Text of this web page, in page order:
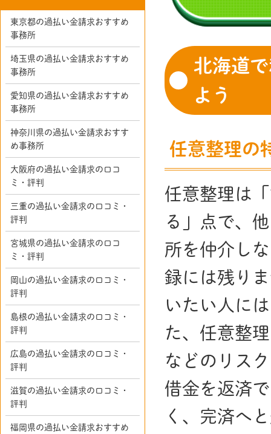
北海道
よう
任意整理の
任意整理は
る」点で、
所を仲介し
録には残り
いたい人に
た、任意整
などのリス
借金を返済
く、完済へ
東京都の過払い金請求おすすめ
事務所
埼玉県の過払い金請求おすすめ
事務所
愛知県の過払い金請求おすすめ
事務所
神奈川県の過払い金請求おすす
め事務所
大阪府の過払い金請求の口コ
ミ・評判
三重の過払い金請求の口コミ・
評判
宮城県の過払い金請求の口コ
ミ・評判
岡山の過払い金請求の口コミ・
評判
島根の過払い金請求の口コミ・
評判
広島の過払い金請求の口コミ・
評判
滋賀の過払い金請求の口コミ・
評判
福岡県の過払い金請求おすすめ